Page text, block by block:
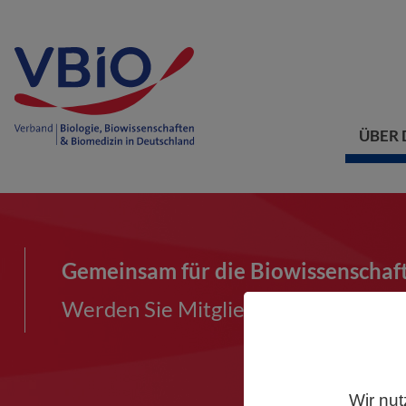
Wir
ÜBER
Gemeinsam für die
Werden Sie Mitglied im VBIO und